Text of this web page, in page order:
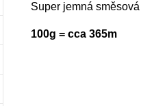
Super jemná
100g = cca 365m